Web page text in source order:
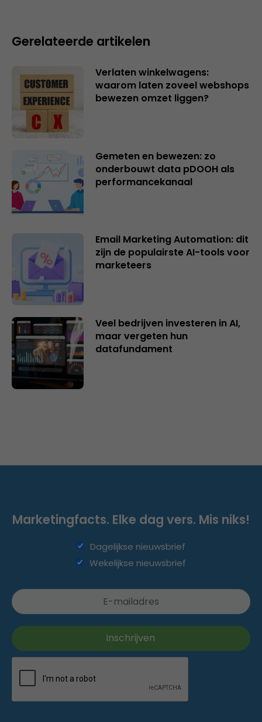
Gerelateerde artikelen
Verlaten winkelwagens:
waarom laten zoveel webshops
bewezen omzet liggen?
Gemeten en bewezen: zo
onderbouwt data pDOOH als
performancekanaal
Email Marketing Automation: dit
zijn de populairste AI-tools voor
marketeers
Veel bedrijven investeren in AI,
maar vergeten hun
datafundament
Marketingfacts. Elke dag vers. Mis niks!
Dagelijkse nieuwsbrief
Wekelijkse nieuwsbrief